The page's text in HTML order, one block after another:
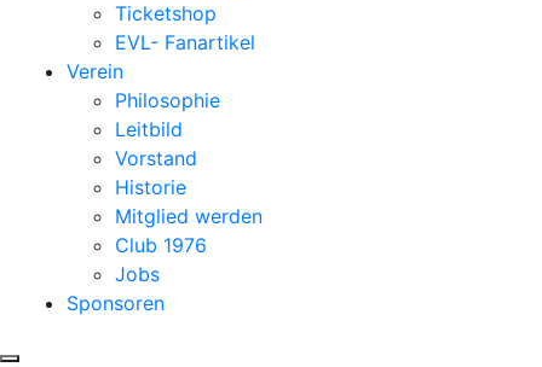
Ticketshop
EVL- Fanartikel
Verein
Philosophie
Leitbild
Vorstand
Historie
Mitglied werden
Club 1976
Jobs
Sponsoren